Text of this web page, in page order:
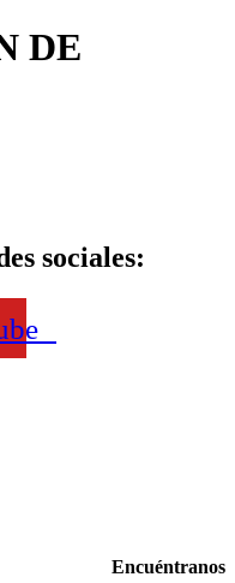
DE
sociales:
Encuéntranos